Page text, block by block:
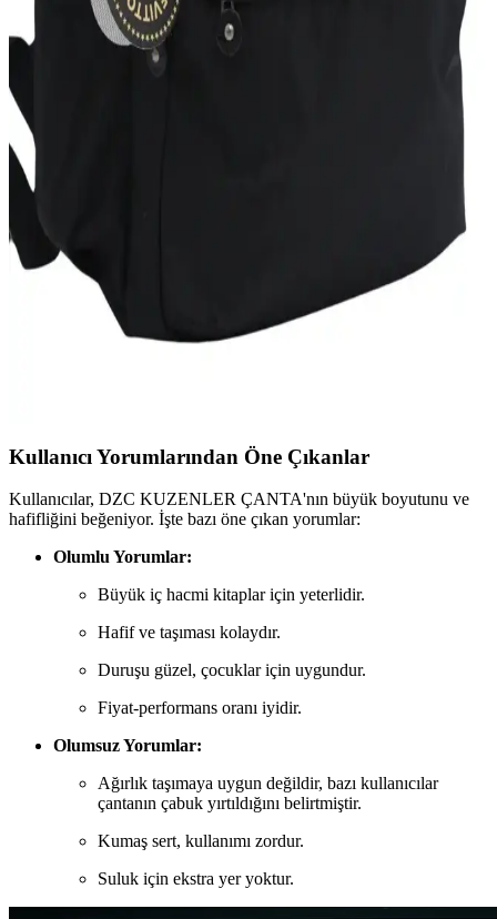
Fonksiyonel Günlük Kullanım Çantası
Mor renkli Hummel Darrel Bag Pack, geniş iç hacmi ve ergonomik
karşılar.
Lucky Bees Kadın Sırt Çantası Günlük Kullanım
İçin Şık ve Dayanıklı Tasarım
materyaliyle günlük kullanım için ideal. Geniş iç hacmi ve çok
bölmeli yapısıyla pratiklik sağlar.
Bevitton Suya Dayanıklı Büyük Boy Unisex Okul
Sırt Çantası İnceleme ve Özellikleri
Kullanıcı Yorumlarından Öne Çıkanlar
Kullanıcılar, DZC KUZENLER ÇANTA'nın büyük boyutunu ve
hafifliğini beğeniyor. İşte bazı öne çıkan yorumlar:
Olumlu Yorumlar:
Büyük iç hacmi kitaplar için yeterlidir.
Hafif ve taşıması kolaydır.
Duruşu güzel, çocuklar için uygundur.
Fiyat-performans oranı iyidir.
Olumsuz Yorumlar:
Ağırlık taşımaya uygun değildir, bazı kullanıcılar
çantanın çabuk yırtıldığını belirtmiştir.
Kumaş sert, kullanımı zordur.
Suluk için ekstra yer yoktur.